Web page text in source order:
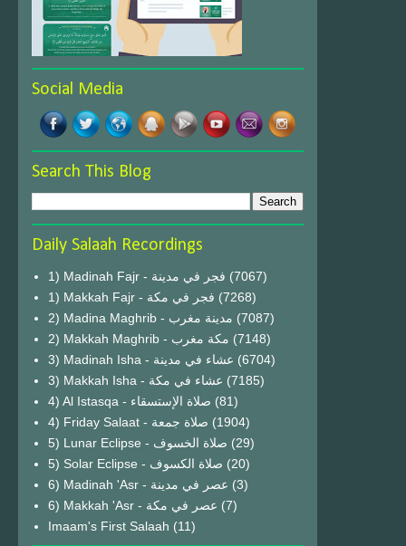
Social Media
Search This Blog
Daily Salaah Recordings
1) Madinah Fajr - فجر في مدينة (7067)
1) Makkah Fajr - فجر في مكة (7268)
2) Madina Maghrib - مدينة مغرب (7087)
2) Makkah Maghrib - مكة مغرب (7148)
3) Madinah Isha - عشاء في مدينة (6704)
3) Makkah Isha - عشاء في مكة (7185)
4) Al Istasqa - صلاة الإستسقاء (81)
4) Friday Salaat - صلاة جمعة (1904)
5) Lunar Eclipse - صلاة الخسوف (29)
(20)
6) Madinah 'Asr - عصر في مدينة (3)
6) Makkah 'Asr - عصر في مكة (7)
Imaam's First Salaah (11)